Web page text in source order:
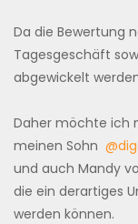
Da die Bewertung
Tagesgeschäft
abgewickelt
Daher möchte ich
meinen Sohn
und auch Mandy
die ein derartiges
werden können.